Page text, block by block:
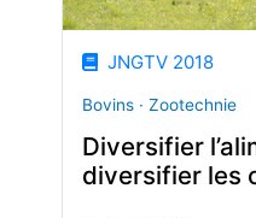
JNGTV 2018
Bovins · Zootechnie
Diversifier
diversifier les